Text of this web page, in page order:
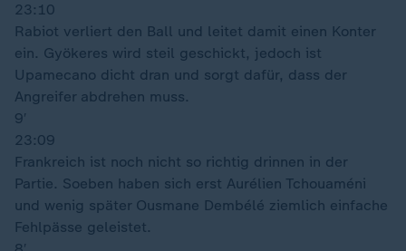
23:10
Rabiot verliert den Ball und leitet damit einen Konter
ein. Gyökeres wird steil geschickt, jedoch ist
Upamecano dicht dran und sorgt dafür, dass der
Angreifer abdrehen muss.
9′
23:09
Frankreich ist noch nicht so richtig drinnen in der
Partie. Soeben haben sich erst Aurélien Tchouaméni
und wenig später Ousmane Dembélé ziemlich einfache
Fehlpässe geleistet.